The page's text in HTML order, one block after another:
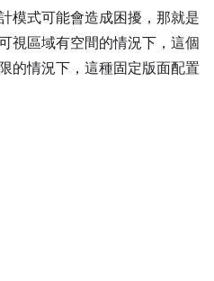
模式可能會造成困擾，那就是
視區域有空間的情況下，這個
的情況下，這種固定版面配置